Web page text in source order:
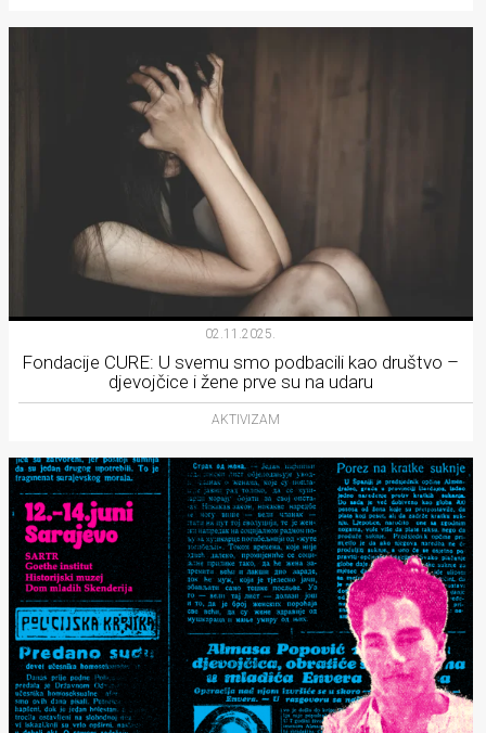
02.11.2025.
Fondacije CURE: U svemu smo podbacili kao društvo –
djevojčice i žene prve su na udaru
AKTIVIZAM